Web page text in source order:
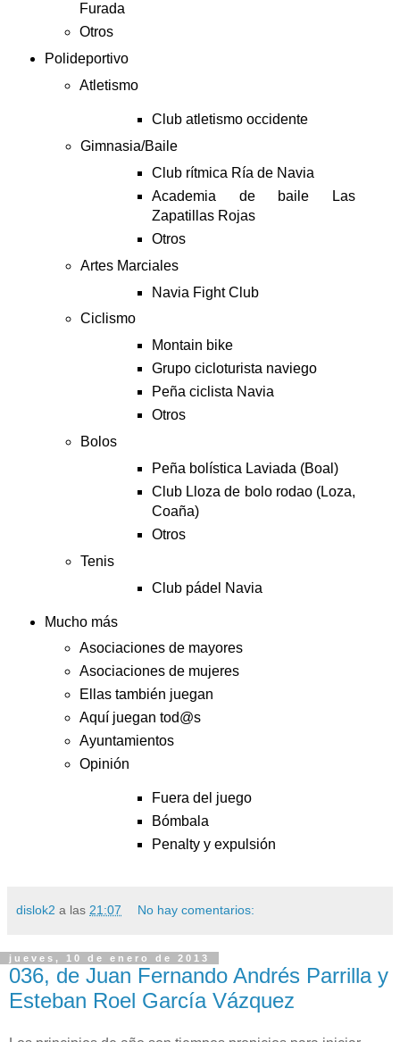
Furada
Otros
Polideportivo
Atletismo
Club atletismo occidente
Gimnasia/Baile
Club rítmica Ría de Navia
Academia de baile Las
Zapatillas Rojas
Otros
Artes Marciales
Navia Fight Club
Ciclismo
Montain bike
Grupo cicloturista naviego
Peña ciclista Navia
Otros
Bolos
Peña bolística Laviada (Boal)
Club Lloza de bolo rodao (Loza,
Coaña)
Otros
Tenis
Club pádel Navia
Mucho más
Asociaciones de mayores
Asociaciones de mujeres
Ellas también juegan
Aquí juegan tod@s
Ayuntamientos
Opinión
Fuera del juego
Bómbala
Penalty y expulsión
dislok2 a las 21:07 No hay comentarios:
jueves, 10 de enero de 2013
036, de Juan Fernando Andrés Parrilla y
Esteban Roel García Vázquez